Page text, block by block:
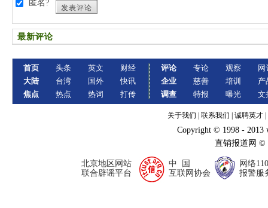
匿名?
发表评论
最新评论
首页
大陆
焦点
头条
台湾
热点
英文
国外
热词
财经
快讯
打传
评论
企业
调查
专论
慈善
特报
观察
培训
曝光
网
产
文
关于我们 联系我们 诚聘英才
Copyright © 1998 - 2013
直销报道网
北京地区网站
联合辟谣平台
中 国
互联网协会
网络110
报警服